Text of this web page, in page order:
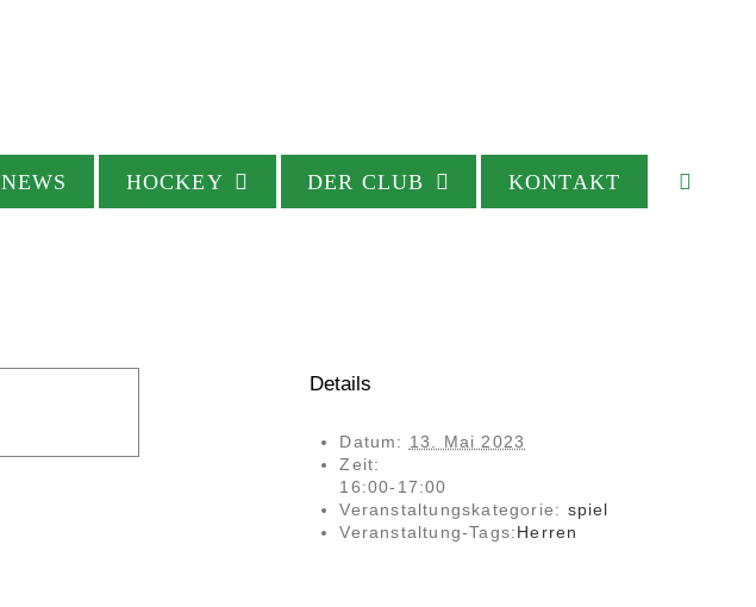
NEWS HOCKEY DER CLUB KONTAKT
Details
Datum: 13. Mai 2023
Zeit:
16:00-17:00
Veranstaltungskategorie: spiel
Veranstaltung-Tags:Herren